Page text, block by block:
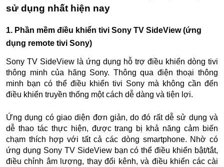
sử dụng nhất hiện nay
1. Phần mềm điều khiển tivi Sony TV SideView (ứng
dụng remote tivi Sony)
Sony TV SideView là ứng dụng hỗ trợ điều khiển dòng tivi
thông minh của hãng Sony. Thông qua điện thoại thông
minh bạn có thể điều khiển tivi Sony mà không cần đến
điều khiển truyền thống một cách dễ dàng và tiện lợi.
Ứng dụng có giao diện đơn giản, do đó rất dễ sử dụng và
dễ thao tác thực hiện, được trang bị khả năng cảm biến
chạm thích hợp với tất cả các dòng smartphone. Nhờ có
ứng dụng Sony TV SideView bạn có thể điều khiển bật/tắt,
điều chỉnh âm lượng, thay đổi kênh, và điều khiển các cài